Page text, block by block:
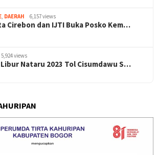
, DAERAH 6,157 views
Cirebon dan IJTI Buka Posko Kem…
5,924 views
Nataru 2023 Tol Cisumdawu S…